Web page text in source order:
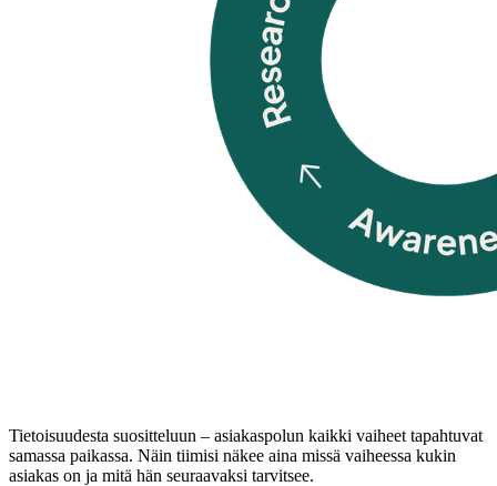
Tietoisuudesta suositteluun – asiakaspolun kaikki vaiheet tapahtuvat
samassa paikassa. Näin tiimisi näkee aina missä vaiheessa kukin
asiakas on ja mitä hän seuraavaksi tarvitsee.